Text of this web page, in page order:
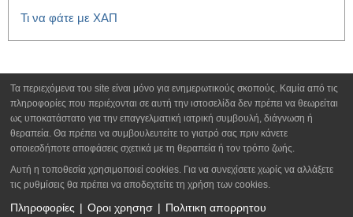
Τι να φάτε με ΧΑΠ
Τα περιεχόμενα του site είναι μόνο για ενημερωτικούς σκοπούς. Καμία από τις
πληροφορίες που περιέχονται σε αυτή την ιστοσελίδα δεν πρέπει να θεωρείται
ως υποκατάστατο για την επαγγελματική ιατρική συμβουλή, διάγνωση ή
θεραπεία. Θα πρέπει να συμβουλευτείτε το γιατρό σας πριν κάνετε
οποιεσδήποτε αποφάσεις σχετικά με τη θεραπεία ή τον τρόπο ζωής.
Αυτή η τοποθεσία χρησιμοποιεί cookies. Για να συνεχίσετε χωρίς να αλλάξετε
τις ρυθμίσεις θα πρέπει να αποδεχτείτε τη χρήση των cookies.
Πληροφορίες Οροι χρησησ
Πολιτικη απορρητου